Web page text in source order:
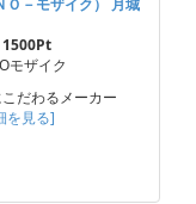
1500Pt
モザイク
だわるメーカー
を見る]